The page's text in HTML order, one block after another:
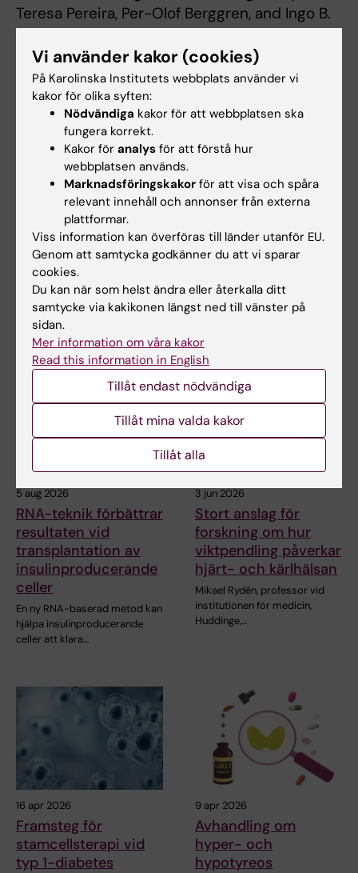
Teresa Pereira, Per-Olof Berggren, and Ingo B.
Leibiger
Cell Reports, 6 October 2015 paper issue,
online first 17 September 2015
Diabetes Endokrinologi
Uppdaterad av:
Webb Admin 2015-09-22
Dela
Relaterade artiklar
5 aug 2026
RNA-teknik förbättrar
resultaten vid
transplantation av
insulinproducerande
celler
En ny RNA-baserad metod kan
hjälpa insulinproducerande
celler att klara…
3 jun 2026
Stort anslag för
forskning om hur
viktpendling påverkar
hjärt- och kärlhälsan
Mikael Rydén, professor vid
institutionen för medicin,
Huddinge,…
16 apr 2026
Framsteg för
stamcellsterapi vid
typ 1-diabetes
9 apr 2026
Avhandling om
hyper- och
hypotyreos
Vi använder kakor (cookies)
På Karolinska Institutets webbplats använder vi
kakor för olika syften:
Nödvändiga kakor för att webbplatsen ska
fungera korrekt.
Kakor för analys för att förstå hur
webbplatsen används.
Marknadsföringskakor för att visa och spåra
relevant innehåll och annonser från externa
plattformar.
Viss information kan överföras till länder utanför EU.
Genom att samtycka godkänner du att vi sparar
cookies.
Du kan när som helst ändra eller återkalla ditt
samtycke via kakikonen längst ned till vänster på
sidan.
Mer information om våra kakor
Read this information in English
Tillåt endast nödvändiga
Tillåt mina valda kakor
Tillåt alla